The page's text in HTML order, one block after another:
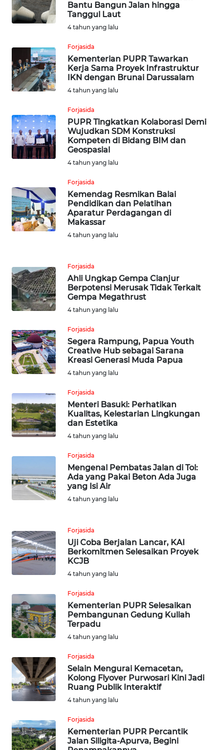
Bantu Bangun Jalan hingga
Tanggul Laut
4 tahun yang lalu
Forjasida
Kementerian PUPR Tawarkan
Kerja Sama Proyek Infrastruktur
IKN dengan Brunai Darussalam
4 tahun yang lalu
Forjasida
PUPR Tingkatkan Kolaborasi Demi
Wujudkan SDM Konstruksi
Kompeten di Bidang BIM dan
Geospasial
4 tahun yang lalu
Forjasida
Kemendag Resmikan Balai
Pendidikan dan Pelatihan
Aparatur Perdagangan di
Makassar
4 tahun yang lalu
Forjasida
Ahli Ungkap Gempa Cianjur
Berpotensi Merusak Tidak Terkait
Gempa Megathrust
4 tahun yang lalu
Forjasida
Segera Rampung, Papua Youth
Creative Hub sebagai Sarana
Kreasi Generasi Muda Papua
4 tahun yang lalu
Forjasida
Menteri Basuki: Perhatikan
Kualitas, Kelestarian Lingkungan
dan Estetika
4 tahun yang lalu
Forjasida
Mengenal Pembatas Jalan di Tol:
Ada yang Pakai Beton Ada Juga
yang Isi Air
4 tahun yang lalu
Forjasida
Uji Coba Berjalan Lancar, KAI
Berkomitmen Selesaikan Proyek
KCJB
4 tahun yang lalu
Forjasida
Kementerian PUPR Selesaikan
Pembangunan Gedung Kuliah
Terpadu
4 tahun yang lalu
Forjasida
Selain Mengurai Kemacetan,
Kolong Flyover Purwosari Kini Jadi
Ruang Publik Interaktif
4 tahun yang lalu
Forjasida
Kementerian PUPR Percantik
Jalan Siligita-Apurva, Begini
WN
WN
KALSEL
WN
WN
SULSEL
WN
SULUT
WN
MALUT
WN
WN
DANAU
TOBA
WN
NIAS
WN
LANGKAT
TAPANULI
SELATAN
LESUNG
WN
KARO
WN
SIMALUNGUN
WN
LABUHANBATU
WN
TAPANULI
TENGAH
SERDANG